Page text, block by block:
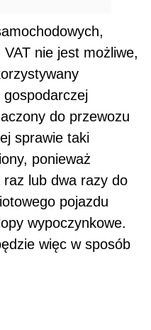
nie jest możliwe,
gospodarczej
do przewozu
sprawie taki
ponieważ
lub dwa razy do
pojazdu
wypoczynkowe.
więc w sposób